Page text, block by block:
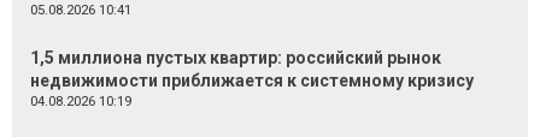
05.08.2026 10:41
1,5 миллиона пустых квартир: российский рынок
недвижимости приближается к системному кризису
04.08.2026 10:19